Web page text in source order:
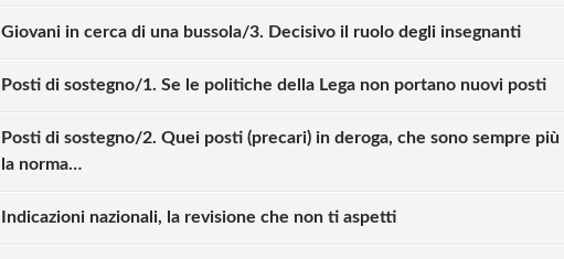
Giovani in cerca di una bussola/3. Decisivo il ruolo degli insegnanti
Posti di sostegno/1. Se le politiche della Lega non portano nuovi posti
Posti di sostegno/2. Quei posti (precari) in deroga, che sono sempre più
la norma…
Indicazioni nazionali, la revisione che non ti aspetti